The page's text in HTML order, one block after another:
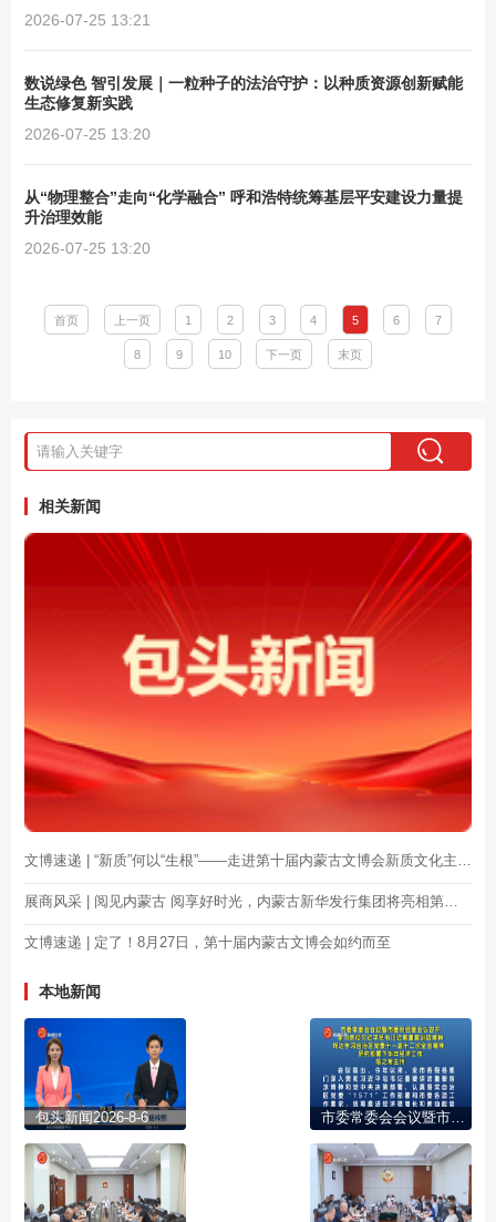
2026-07-25 13:21
数说绿色 智引发展｜一粒种子的法治守护：以种质资源创新赋能
生态修复新实践
2026-07-25 13:20
从“物理整合”走向“化学融合” 呼和浩特统筹基层平安建设力量提
升治理效能
2026-07-25 13:20
首页 上一页 1 2 3 4 5 6 7
8 9 10 下一页 末页
相关新闻
文博速递 | 定了！8月27日，第十届内蒙古文博会如约而至
本地新闻
包头新闻2026-8-6